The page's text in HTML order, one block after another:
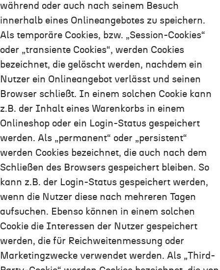
während oder auch nach seinem Besuch
innerhalb eines Onlineangebotes zu speichern.
Als temporäre Cookies, bzw. „Session-Cookies“
oder „transiente Cookies“, werden Cookies
bezeichnet, die gelöscht werden, nachdem ein
Nutzer ein Onlineangebot verlässt und seinen
Browser schließt. In einem solchen Cookie kann
z.B. der Inhalt eines Warenkorbs in einem
Onlineshop oder ein Login-Status gespeichert
werden. Als „permanent“ oder „persistent“
werden Cookies bezeichnet, die auch nach dem
Schließen des Browsers gespeichert bleiben. So
kann z.B. der Login-Status gespeichert werden,
wenn die Nutzer diese nach mehreren Tagen
aufsuchen. Ebenso können in einem solchen
Cookie die Interessen der Nutzer gespeichert
werden, die für Reichweitenmessung oder
Marketingzwecke verwendet werden. Als „Third-